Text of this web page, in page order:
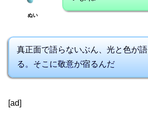
ぬい
真正面で語らないぶん、光と色が語
る。そこに敬意が宿るんだ
[ad]